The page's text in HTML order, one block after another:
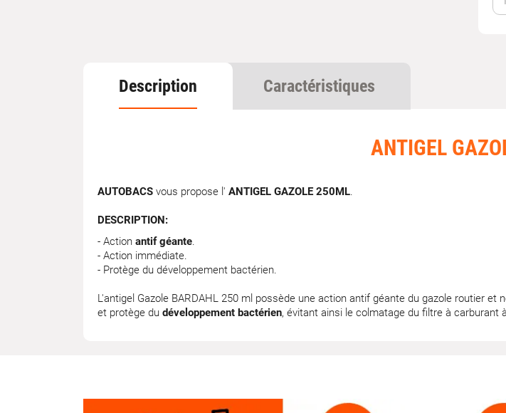
Description Caractéristiques
ANTIGEL
AUTOBACS vous propose l' ANTIGEL GAZOLE 250ML.
DESCRIPTION:
- Action antif géante.
- Action immédiate.
- Protège du développement bactérien.
L'antigel Gazole BARDAHL 250 ml possède une action antif géante du gazole routier
et protège du développement bactérien, évitant ainsi le colmatage du filtre à carburant